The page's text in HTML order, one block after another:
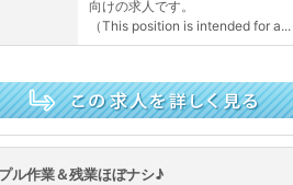
向けの求人です。
（This position is intended for a...
ル作業＆残業ほぼナシ♪